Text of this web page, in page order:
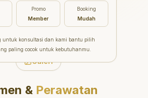
mengedukasi pasien tentang
kesehatan gigi dan mulut
yang baik. Klinik ini terletak di
daerah yang strategis,
sehingga nyaman untuk
direkomendasikan untuk
dan berkualitas!
Galeri
&Perawatan
Promo
Member
Booking
Mudah
untuk konsultasi dan kami bantu pilih
paling cocok untuk kebutuhanmu.